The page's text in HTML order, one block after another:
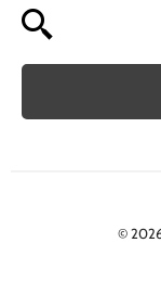
© 2026